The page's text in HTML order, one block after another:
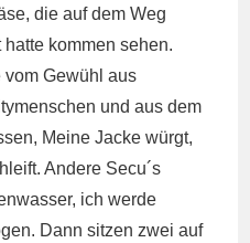
die auf dem Weg
kommen sehen.
vom Gewühl aus
und aus dem
Meine Jacke würgt,
Andere Secu´s
ich werde
Dann sitzen zwei auf